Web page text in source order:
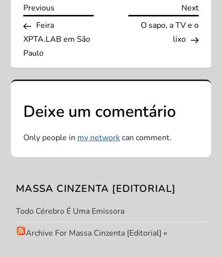
N
a
v
e
g
a
ç
o
d
Previous
Post
Previous
Feira
XPTA.LAB em São
Paulo
Next
Next
O sapo, a TV e o
lixo
Deixe um comentário
Only people inmy networkcan comment.
MASSA CINZENTA [EDITORIAL]
Todo Cérebro É Uma Emissora
Archive For Massa Cinzenta [Editorial] »